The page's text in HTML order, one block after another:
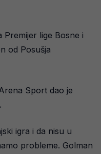
lige Bosne i
od Posušja
Sport dao je
igra i da nisu u
probleme. Golman